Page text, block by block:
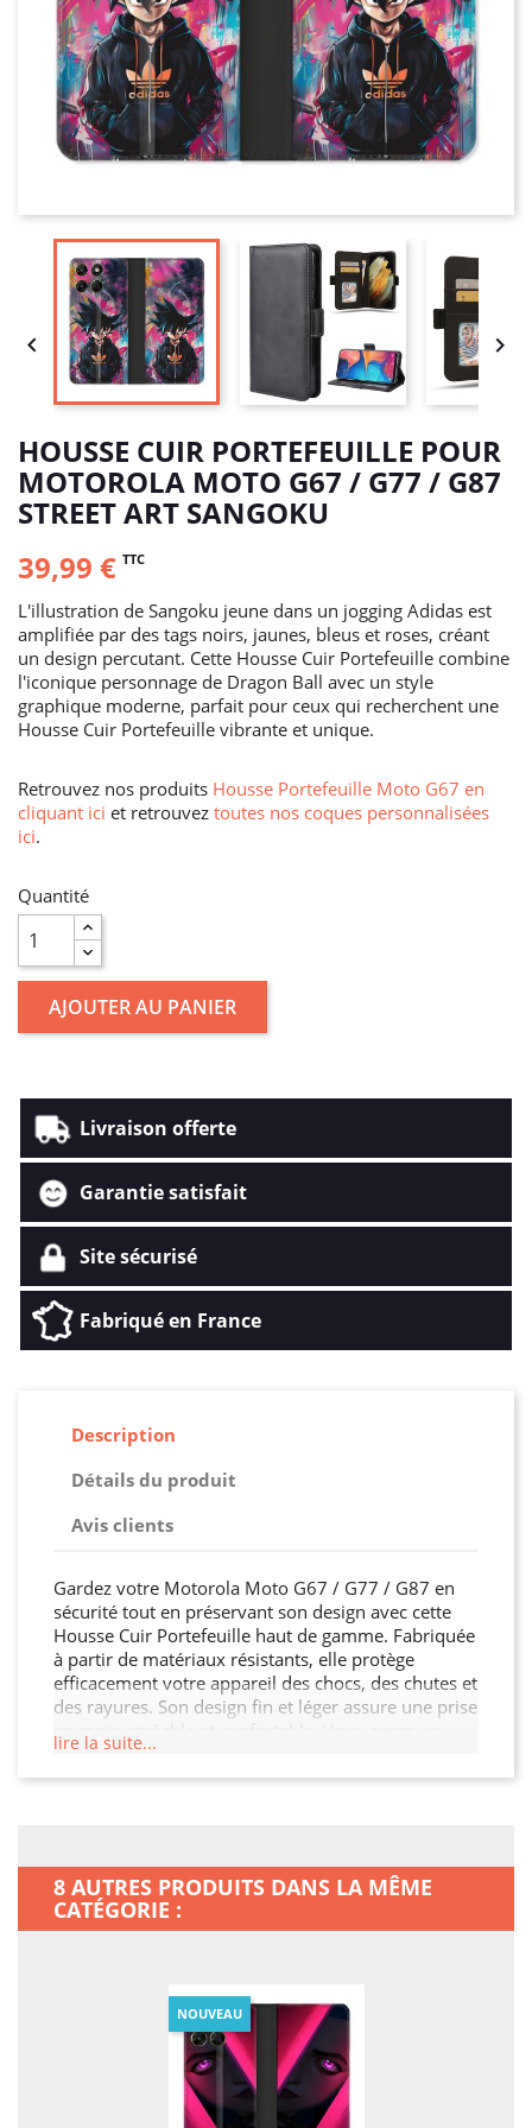
 
HOUSSE CUIR PORTEFEUILLE POUR
MOTOROLA MOTO G67 / G77 / G87
STREET ART SANGOKU
39,99 € TTC
L'illustration de Sangoku jeune dans un jogging Adidas est
amplifiée par des tags noirs, jaunes, bleus et roses, créant
un design percutant. Cette Housse Cuir Portefeuille combine
l'iconique personnage de Dragon Ball avec un style
graphique moderne, parfait pour ceux qui recherchent une
Housse Cuir Portefeuille vibrante et unique.
Retrouvez nos produits Housse Portefeuille Moto G67 en
cliquant ici et retrouvez toutes nos coques personnalisées
ici.
Quantité
AJOUTER AU PANIER
Livraison offerte
Garantie satisfait
Site sécurisé
Fabriqué en France
Description
Détails du produit
Avis clients
Gardez votre Motorola Moto G67 / G77 / G87 en
sécurité tout en préservant son design avec cette
Housse Cuir Portefeuille haut de gamme. Fabriquée
à partir de matériaux résistants, elle protège
efficacement votre appareil des chocs, des chutes et
des rayures. Son design fin et léger assure une prise
en main agréable et confortable. Vous aurez un
accès facile à tous les ports et boutons de votre
Motorola Moto G67 / G77 / G87 grâce à sa
une touche de sophistication.
lire la suite...
8 AUTRES PRODUITS DANS LA MÊME
CATÉGORIE :
NOUVEAU